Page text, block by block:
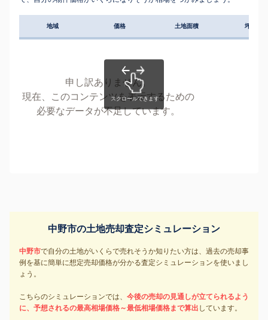
地域 価格 土地面積 坪単価
申し訳ありません。
現在、このコンテンツを表示するための
必要なデータが不足しています。
中野市の土地売却査定シミュレーション
中野市で自分の土地がいくらで売れそうか知りたい方は、過去の売却事
例を基に簡単に想定売却価格が分かる査定シミュレーションを使いまし
ょう。
こちらのシミュレーションでは、 今後の売却の見通しが立てられるよう
に、予想されるの最高相場価格～最低相場価格まで算出 しています。